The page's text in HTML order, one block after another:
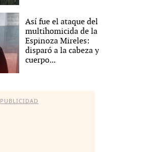
Así fue el ataque del
multihomicida de la
Espinoza Mireles:
disparó a la cabeza y
cuerpo...
PUBLICIDAD